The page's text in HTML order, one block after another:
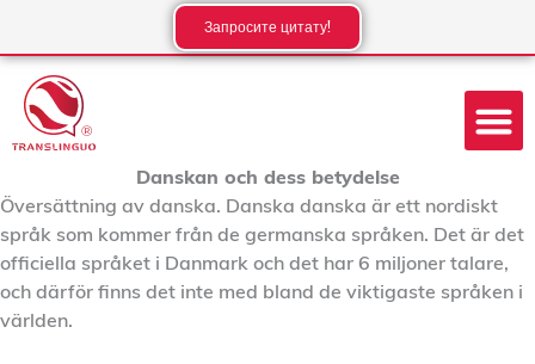
содержимому
Запросите цитату!
Danskan och dess betydelse
Översättning av danska. Danska danska är ett nordiskt
språk som kommer från de germanska språken. Det är det
officiella språket i Danmark och det har 6 miljoner talare,
och därför finns det inte med bland de viktigaste språken i
världen.